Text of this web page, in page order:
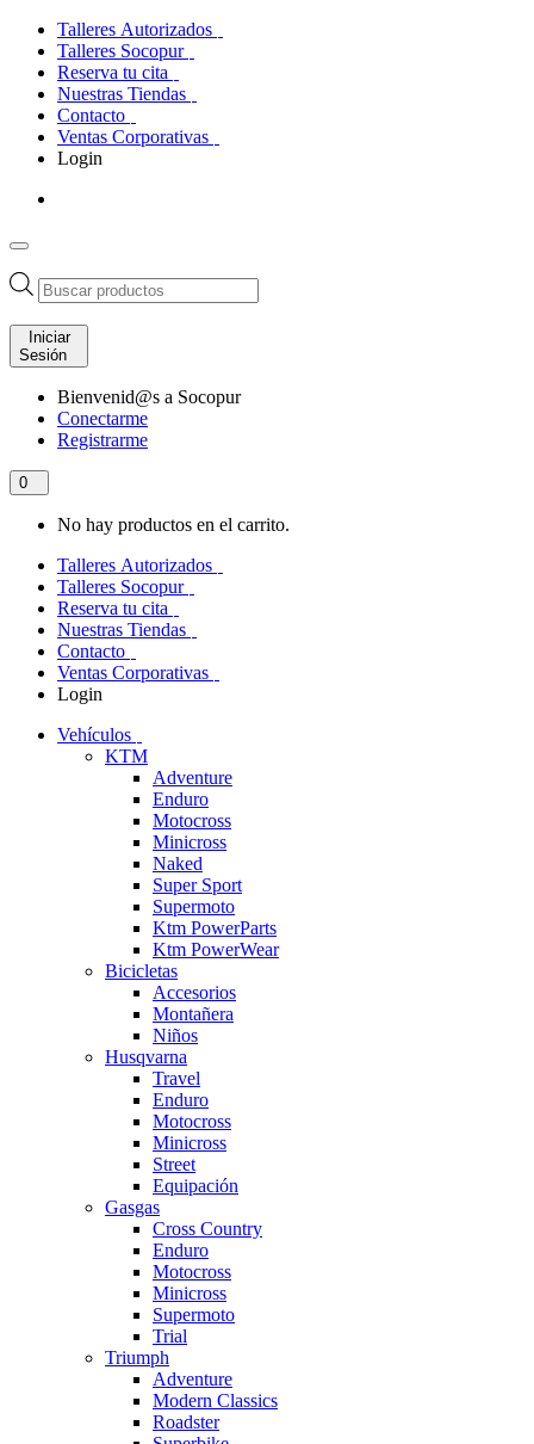
Talleres Autorizados
Talleres Socopur
Reserva tu cita
Nuestras Tiendas
Contacto
Ventas Corporativas
Login
Búsqueda
de
productos
Iniciar
Sesión
Bienvenid@s a Socopur
Conectarme
Registrarme
0
No hay productos en el carrito.
Talleres Autorizados
Talleres Socopur
Reserva tu cita
Nuestras Tiendas
Contacto
Ventas Corporativas
Login
Vehículos
KTM
Adventure
Enduro
Motocross
Minicross
Naked
Super Sport
Supermoto
Ktm PowerParts
Ktm PowerWear
Bicicletas
Accesorios
Montañera
Niños
Husqvarna
Travel
Enduro
Motocross
Minicross
Street
Equipación
Gasgas
Cross Country
Enduro
Motocross
Minicross
Supermoto
Trial
Triumph
Adventure
Modern Classics
Roadster